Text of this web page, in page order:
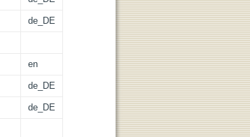
de_DE
en
de_DE
de_DE